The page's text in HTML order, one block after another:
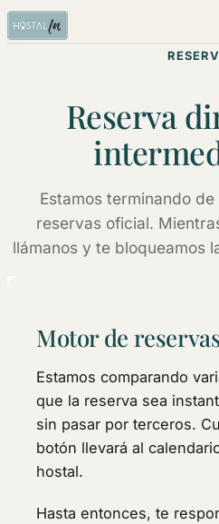
Reserva
Estamos terminando
reservas oficial.
llámanos y te bloqueamos
Motor de
Estamos comparando
que la reserva sea
sin pasar por terceros.
botón llevará al
hostal.
Hasta entonces, te